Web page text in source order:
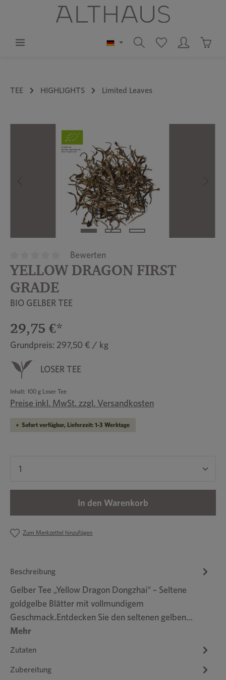
TEE HIGHLIGHTS Limited Leaves
Bildergalerie überspringen
Durchschnittliche Bewertung von 0 von 5 Sternen
Bewerten
YELLOW DRAGON FIRST
GRADE
BIO GELBER TEE
29,75 €*
Grundpreis: 297,50 € / kg
LOSER TEE
Inhalt: 100 g Loser Tee
Preise inkl. MwSt. zzgl. Versandkosten
Sofort verfügbar, Lieferzeit: 1-3 Werktage
Produkt Anzahl: Gib den gewünschten Wert
In den Warenkorb
Zum Merkzettel hinzufügen
Beschreibung
Gelber Tee „Yellow Dragon Dongzhai“ – Seltene
goldgelbe Blätter mit vollmundigem
Geschmack.Entdecken Sie den seltenen gelben…
Mehr
Zutaten
Zubereitung